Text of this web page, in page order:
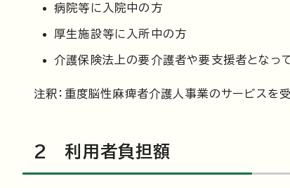
病院等に入院中の方
厚生施設等に入所中の方
介護保険法上の要介護者や要支援者となっ
注釈：重度脳性麻痺者介護人事業のサービスを
2 利用者負担額